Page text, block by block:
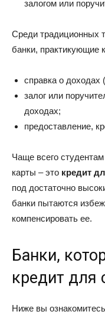
залогом или
Среди традиционных
банки, практикующие
справка о
залог или
доходах;
предоставление,
Чаще всего
карты – это кредит
под достаточно
банки пытаются
компенсировать ее.
Банки,
кредит для
Ниже вы